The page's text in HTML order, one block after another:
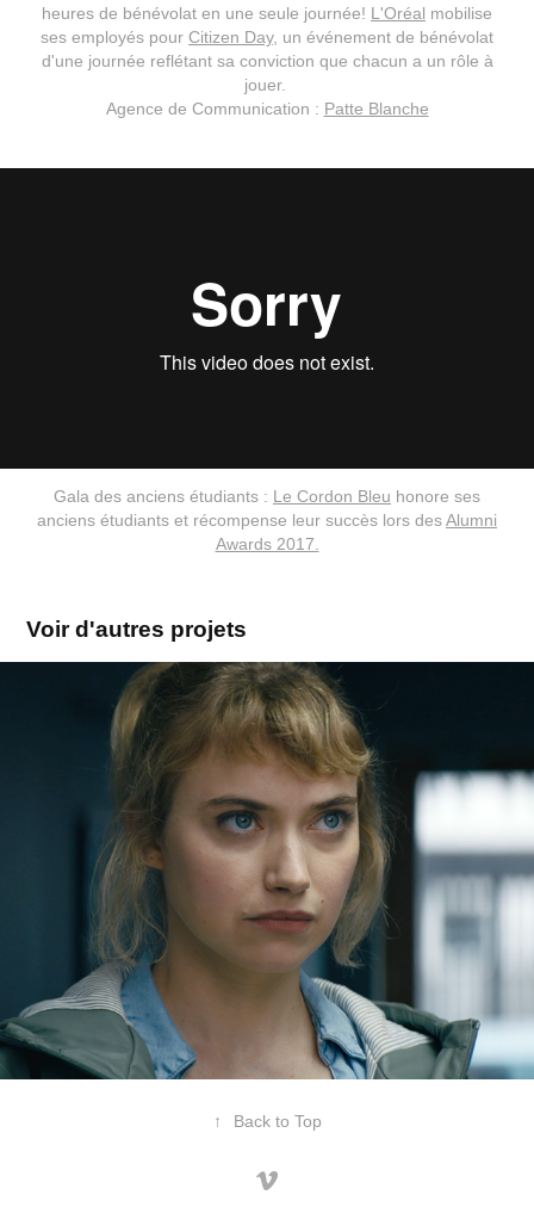
heures de bénévolat en une seule journée! L'Oréal mobilise
ses employés pour Citizen Day, un événement de bénévolat
d'une journée reflétant sa conviction que chacun a un rôle à
jouer.
Agence de Communication : Patte Blanche
Gala des anciens étudiants : Le Cordon Bleu honore ses
anciens étudiants et récompense leur succès lors desAlumni
Awards 2017.
Voir d'autres projets
Semaine de la Critique
↑ Back to Top